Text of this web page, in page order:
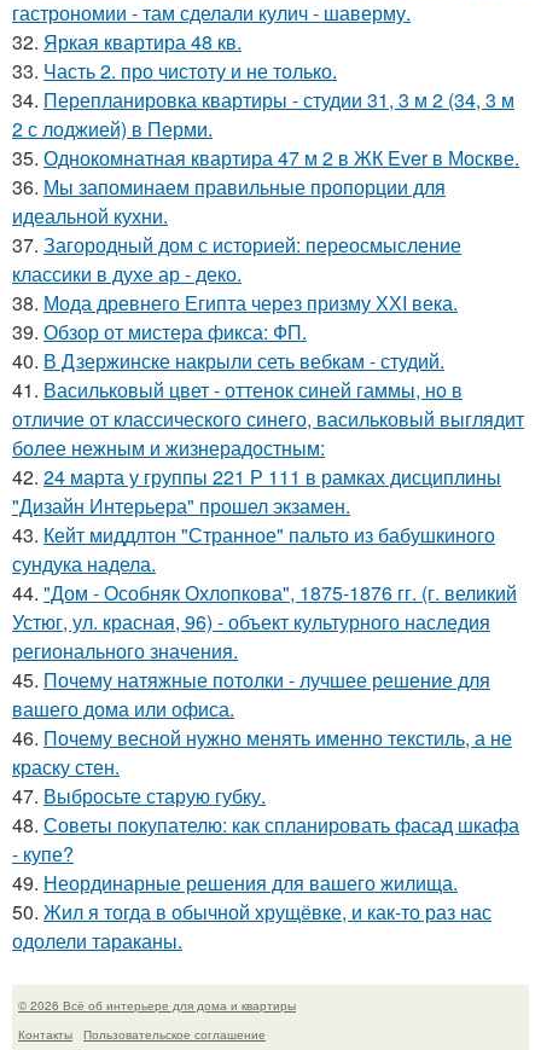
гастрономии - там сделали кулич - шаверму.
32. Яркая квартира 48 кв.
33. Часть 2. про чистоту и не только.
34. Перепланировка квартиры - студии 31, 3 м 2 (34, 3 м
2 с лоджией) в Перми.
35. Однокомнатная квартира 47 м 2 в ЖК Ever в Москве.
36. Мы запоминаем правильные пропорции для
идеальной кухни.
37. Загородный дом с историей: переосмысление
классики в духе ар - деко.
38. Мода древнего Египта через призму ХХI века.
39. Обзор от мистера фикса: ФП.
40. В Дзержинске накрыли сеть вебкам - студий.
41. Васильковый цвет - оттенок синей гаммы, но в
отличие от классического синего, васильковый выглядит
более нежным и жизнерадостным:
42. 24 марта у группы 221 Р 111 в рамках дисциплины
"Дизайн Интерьера" прошел экзамен.
43. Кейт миддлтон "Странное" пальто из бабушкиного
сундука надела.
44. "Дом - Особняк Охлопкова", 1875-1876 гг. (г. великий
Устюг, ул. красная, 96) - объект культурного наследия
регионального значения.
45. Почему натяжные потолки - лучшее решение для
вашего дома или офиса.
46. Почему весной нужно менять именно текстиль, а не
краску стен.
47. Выбросьте старую губку.
48. Советы покупателю: как спланировать фасад шкафа
- купе?
49. Неординарные решения для вашего жилища.
50. Жил я тогда в обычной хрущёвке, и как-то раз нас
одолели тараканы.
© 2026 Всё об интерьере для дома и квартиры
Контакты
Пользовательское соглашение